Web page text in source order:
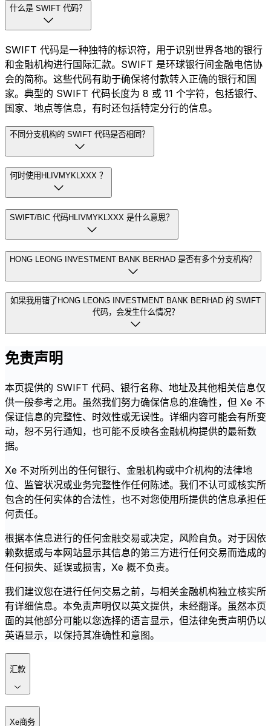
什么是 SWIFT 代码？
SWIFT 代码是一种独特的标识符，用于识别世界各地的银行
和金融机构进行国际汇款。SWIFT 是环球银行间金融电信协
会的简称。这些代码有助于确保将付款转入正确的银行和国
家。典型的 SWIFT 代码长度为 8 或 11 个字符，包括银行、
国家、地点等信息，有时还包括特定分行的信息。
不同分支机构的 SWIFT 代码是否相同？
何时使用HLIVMYKLXXX ？
SWIFT/BIC 代码HLIVMYKLXXX 是什么意思？
HONG LEONG INVESTMENT BANK BERHAD 是否有多个分支机构？
如果我用错了HONG LEONG INVESTMENT BANK BERHAD 的 SWIFT
代码，会发生什么情况？
免责声明
本页提供的 SWIFT 代码、银行名称、地址及其他相关信息仅
供一般参考之用。虽然我们努力确保信息的准确性，但 Xe 不
保证信息的完整性、时效性或无误性。详细内容可能会有所变
动，恕不另行通知，也可能不反映各金融机构提供的最新数
据。
Xe 不对所列出的任何银行、金融机构或中介机构的法律地
位、监管状况或业务完整性作任何陈述。我们不认可或核实所
包含的任何实体的合法性，也不对您使用所提供的信息承担任
何责任。
根据本信息进行的任何金融交易或决定，风险自负。对于因依
赖数据或与本网站显示其信息的第三方进行任何交易而造成的
任何损失、延误或损害，Xe 概不负责。
我们建议您在进行任何交易之前，与相关金融机构独立核实所
有详细信息。本免责声明仅以英文提供，未经翻译。虽然本页
面的其他部分可能以您选择的语言显示，但法律免责声明仍以
英语显示，以保持其准确性和意图。
汇款
Xe商务